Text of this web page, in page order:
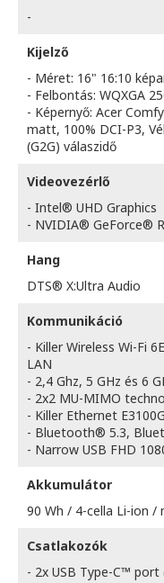
-
Kijelző
- Méret: 16" 16:10
- Felbontás: WQXGA
- Képernyő: Acer
matt, 100% DCI-P3,
(G2G) válaszidő
Videovezérlő
- Intel® UHD Graphics
- NVIDIA® GeForce®
Hang
DTS® X:Ultra Audio
Kommunikáció
- Killer Wireless Wi-Fi
LAN
- 2,4 Ghz, 5 GHz és 6
- 2x2 MU-MIMO
- Killer Ethernet
- Bluetooth® 5.3,
- Narrow USB FHD
Akkumulátor
90 Wh / 4-cella Li-ion /
Csatlakozók
- 2x USB Type-C™ port